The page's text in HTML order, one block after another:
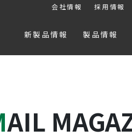
会社情報 採用情報
新製品情報 製品情報
MAIL